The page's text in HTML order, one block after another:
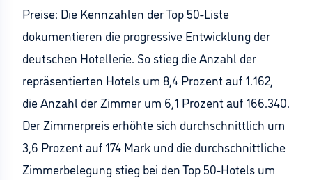
Preise: Die Kennzahlen der Top 50-Liste
dokumentieren die progressive Entwicklung der
deutschen Hotellerie. So stieg die Anzahl der
repräsentierten Hotels um 8,4 Prozent auf 1.162,
die Anzahl der Zimmer um 6,1 Prozent auf 166.340.
Der Zimmerpreis erhöhte sich durchschnittlich um
3,6 Prozent auf 174 Mark und die durchschnittliche
Zimmerbelegung stieg bei den Top 50-Hotels um